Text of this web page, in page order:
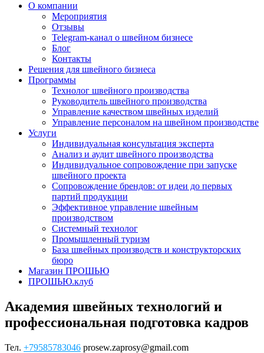
О компании
Мероприятия
Отзывы
Telegram-канал о швейном бизнесе
Блог
Контакты
Решения для швейного бизнеса
Программы
Технолог швейного производства
Руководитель швейного производства
Управление качеством швейных изделий
Управление персоналом на швейном производстве
Услуги
Индивидуальная консультация эксперта
Анализ и аудит швейного производства
Индивидуальное сопровождение при запуске
швейного проекта
Сопровождение брендов: от идеи до первых
партий продукции
Эффективное управление швейным
производством
Системный технолог
Промышленный туризм
База швейных производств и конструкторских
бюро
Магазин ПРОШЬЮ
ПРОШЬЮ.клуб
Академия швейных технологий и
профессиональная подготовка кадров
Тел. +79585783046 prosew.zaprosy@gmail.com